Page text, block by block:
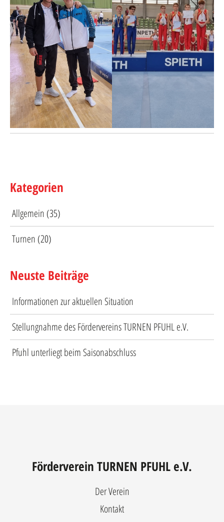
Kategorien
Allgemein (35)
Turnen (20)
Neuste Beiträge
Informationen zur aktuellen Situation
Stellungnahme des Fördervereins TURNEN PFUHL e.V.
Pfuhl unterliegt beim Saisonabschluss
Förderverein TURNEN PFUHL e.V.
Der Verein
Kontakt